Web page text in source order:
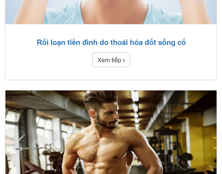
Rối loạn tiền đình do thoái hóa đốt sống cổ
Xem tiếp